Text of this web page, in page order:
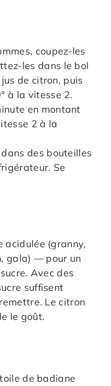
coupez-les
les dans le bol
de citron, puis
à la vitesse 2.
en montant
2 à la
des bouteilles
Se
(granny,
gala) — pour un
Avec des
suffisent
Le citron
le goût.
de badiane